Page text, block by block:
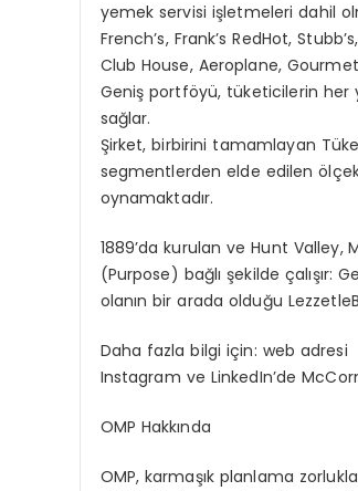
yemek servisi işletmeleri dahil
French’s, Frank’sRedHot,Stubb’
Club House, Aeroplane,
Geniş portföyü, tüketicilerin her
sağlar.
Şirket,birbirini tamamlayan
segmentlerden elde edilen ö
oynamaktadır.
1889’dakurulan ve Hunt Valley,
(Purpose) bağlı şekilde çalışır:
olanın bir arada olduğu Lezzetle
Daha fazla bilgi için: web adresi
Instagram ve LinkedIn’de
OMP Hakkında
OMP, karmaşık planlama